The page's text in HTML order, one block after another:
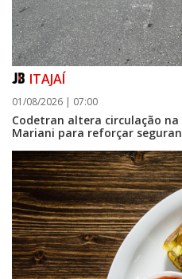
ITAJAÍ
01/08/2026 | 07:00
Codetran altera circulação na
Mariani para reforçar